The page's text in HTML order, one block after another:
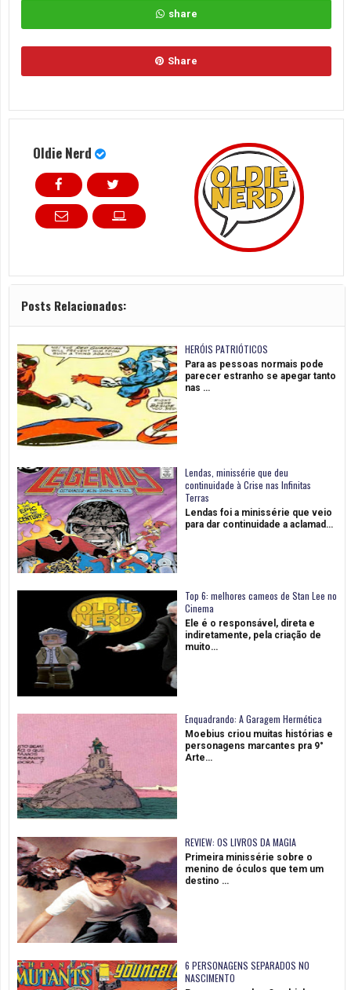
share
Share
Oldie Nerd
Posts Relacionados:
HERÓIS PATRIÓTICOS
Para as pessoas normais pode
parecer estranho se apegar tanto
nas …
Lendas, minissérie que deu
continuidade à Crise nas Infinitas
Terras
Lendas foi a minissérie que veio
para dar continuidade a aclamad…
Top 6: melhores cameos de Stan Lee no
Cinema
Ele é o responsável, direta e
indiretamente, pela criação de
muito…
Enquadrando: A Garagem Hermética
Moebius criou muitas histórias e
personagens marcantes pra 9°
Arte…
REVIEW: OS LIVROS DA MAGIA
Primeira minissérie sobre o
menino de óculos que tem um
destino …
6 PERSONAGENS SEPARADOS NO
NASCIMENTO